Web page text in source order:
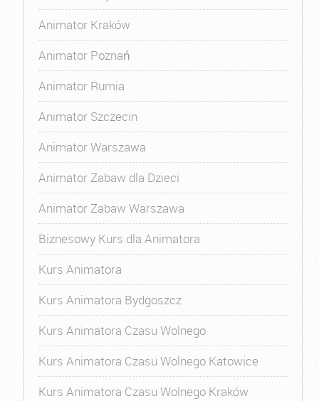
Animator Kraków
Animator Poznań
Animator Rumia
Animator Szczecin
Animator Warszawa
Animator Zabaw dla Dzieci
Animator Zabaw Warszawa
Biznesowy Kurs dla Animatora
Kurs Animatora
Kurs Animatora Bydgoszcz
Kurs Animatora Czasu Wolnego
Kurs Animatora Czasu Wolnego Katowice
Kurs Animatora Czasu Wolnego Kraków